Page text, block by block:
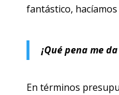
fantástico, hacíamos
¡Qué pena me
En términos